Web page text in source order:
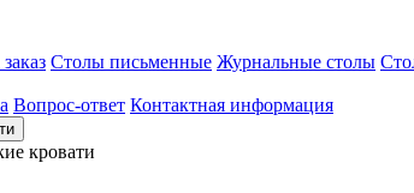
Столы письменные Журнальные столы
Вопрос-ответ Контактная информация
кровати